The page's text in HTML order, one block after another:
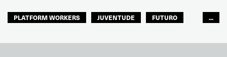
PLATFORM WORKERS JUVENTUDE
FUTURO
...